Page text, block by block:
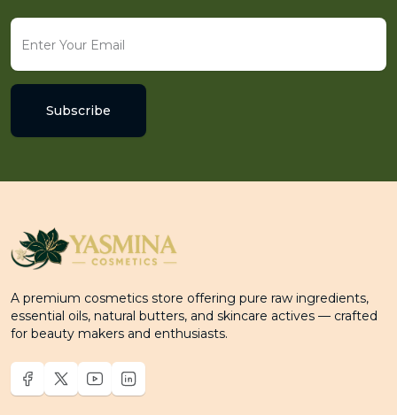
Subscribe
A premium cosmetics store offering pure raw ingredients,
essential oils, natural butters, and skincare actives — crafted
for beauty makers and enthusiasts.